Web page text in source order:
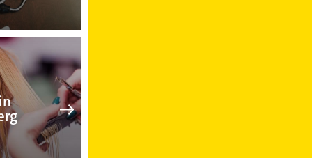
Friseur in Havelberg